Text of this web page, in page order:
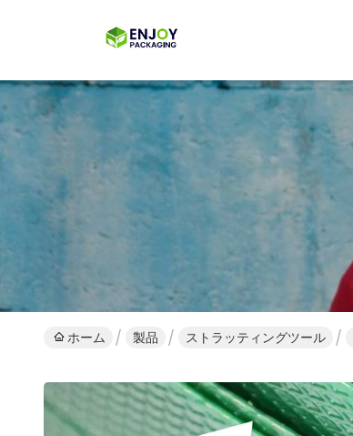
ホーム 製品 ストラッティングツール